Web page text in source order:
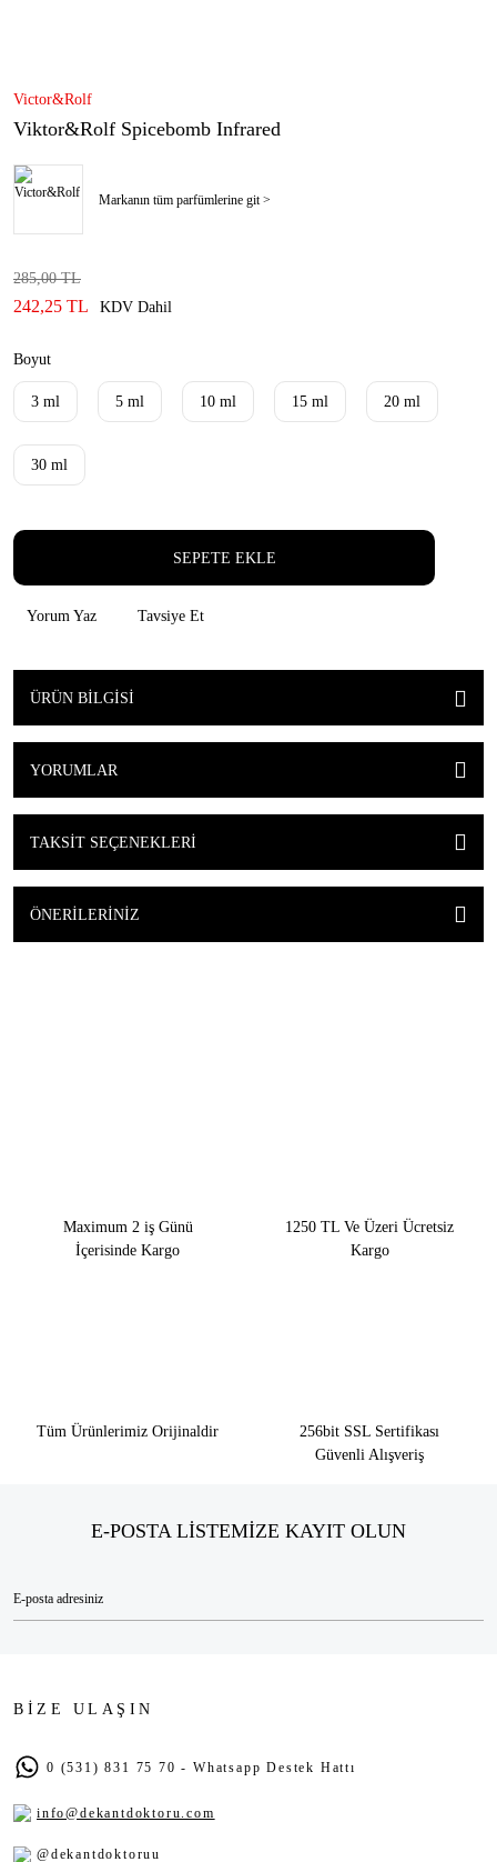
Victor&Rolf
Viktor&Rolf Spicebomb Infrared
Markanın tüm parfümlerine git >
285,00 TL
242,25 TL KDV Dahil
Boyut
3 ml 5 ml 10 ml 15 ml 20 ml
30 ml
SEPETE EKLE
Yorum Yaz Tavsiye Et
ÜRÜN BILGISI
YORUMLAR
TAKSIT SEÇENEKLERI
ÖNERILERINIZ
Maximum 2 iş Günü
İçerisinde Kargo
1250 TL Ve Üzeri Ücretsiz
Kargo
Tüm Ürünlerimiz Orijinaldir
256bit SSL Sertifikası
Güvenli Alışveriş
E-POSTA LİSTEMİZE KAYIT OLUN
BİZE ULAŞIN
0 (531) 831 75 70 - Whatsapp Destek Hattı
info@dekantdoktoru.com
@dekantdoktoruu